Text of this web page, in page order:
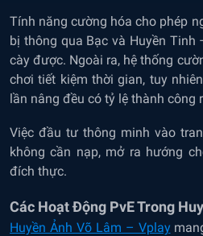
Tính năng cường hóa cho phép
bị thông qua Bạc và Huyền
cày được. Ngoài ra, hệ thống
chơi tiết kiệm thời gian, tuy
lần nâng đều có tỷ lệ thành công
Việc đầu tư thông minh vào
không cần nạp, mở ra hướng
đích thực.
Các Hoạt Động PvE Trong
Huyền Ảnh Võ Lâm – Vplay